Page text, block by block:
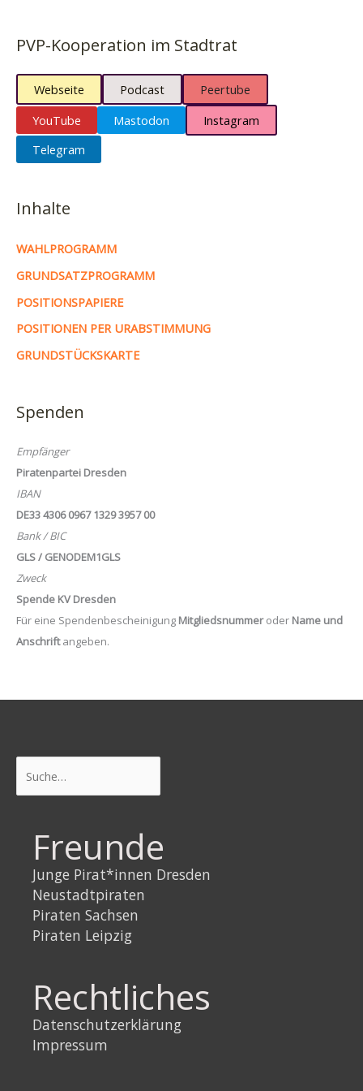
PVP-Kooperation im Stadtrat
Webseite Podcast
Peertube
YouTube
Mastodon
Instagram
Telegram
Inhalte
WAHLPROGRAMM
GRUNDSATZPROGRAMM
POSITIONSPAPIERE
POSITIONEN PER URABSTIMMUNG
GRUNDSTÜCKSKARTE
Spenden
Empfänger
Piratenpartei Dresden
IBAN
DE33 4306 0967 1329 3957 00
Bank / BIC
GLS / GENODEM1GLS
Zweck
Spende KV Dresden
Für eine Spendenbescheinigung Mitgliedsnummeroder Name und
Anschriftangeben.
Freunde
Junge Pirat*innen Dresden
Neustadtpiraten
Piraten Sachsen
Piraten Leipzig
Rechtliches
Datenschutzerklärung
Impressum